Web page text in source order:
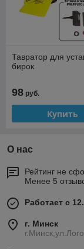
Тавратор для
бирок
98 руб.
Купить
О нас
Рейтинг не
Менее 5
Работает с
г. Минск